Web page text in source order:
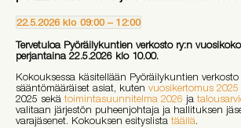
22.5.2026 klo 09:00 – 12:00
Tervetuloa Pyöräilykuntien verkosto ry:n
perjantaina 22.5.2026 klo 10.00.
Kokouksessa käsitellään Pyöräilykuntien verkosto
sääntömääräiset asiat, kuten vuosikertomus 2025
2025 sekä toimintasuunnitelma 2026 ja
valitaan järjestön puheenjohtaja ja hallituksen
varajäsenet. Kokouksen esityslista täällä.